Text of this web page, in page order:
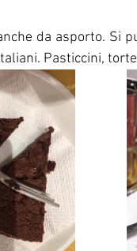
da asporto. Si
Pasticcini,